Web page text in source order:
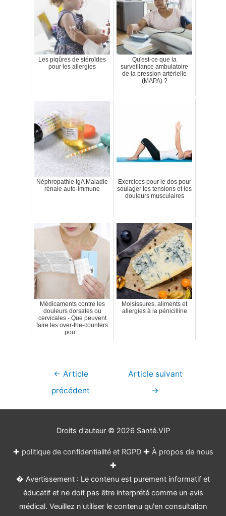
Les piqûres de stéroïdes
pour les allergies
Qu'est-ce que la
surveillance ambulatoire
de la pression artérielle
(MAPA) ?
Néphropathie IgA Maladie
rénale auto-immune
Exercices pour le dos pour
soulager les tensions et les
douleurs musculaires
Médicaments contre les
douleurs dorsales ou
cervicales - Que peuvent
faire les over-the-counters
pou...
Moisissures, aliments et
allergies à la pénicilline
Navigation
← Article
précédent
Article suivant
→
Droits d'auteur © 2026 Santé.VIP
✚ politique de confidentialité et RGPD✚ À propos de nous
✚
� Avertissement : Le contenu est purement informatif et
éducatif et ne doit pas être interprété comme un avis
médical. Veuillez n'utiliser le contenu qu'en consultation